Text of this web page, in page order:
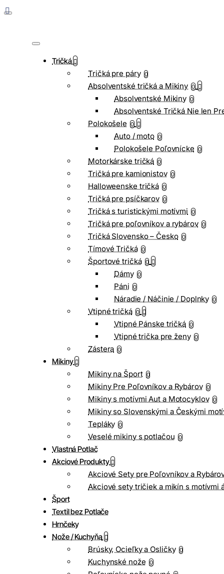
Tričká
Tričká pre páry 0
Absolventské tričká a Mikiny 0
Absolventské Mikiny 0
Absolventské Tričká Nie len
Polokošele 0
Auto / moto 0
Polokošele Poľovnícke 0
Motorkárske tričká 0
Tričká pre kamionistov 0
Halloweenske tričká 0
Tričká pre psíčkarov 0
Tričká s turistickými motívmi 0
Tričká pre poľovníkov a rybárov 0
Tričká Slovensko – Česko 0
Tímové Tričká 0
Športové tričká 0
Dámy 0
Páni 0
Náradie / Náčinie / Doplnky 0
Vtipné tričká 0
Vtipné Pánske tričká 0
Vtipné trička pre ženy 0
Zástera 0
Mikiny
Mikiny na Šport 0
Mikiny Pre Poľovníkov a Rybárov 0
Mikiny s motívmi Aut a Motocyklov 0
Mikiny so Slovenskými a Českými
Tepláky 0
Veselé mikiny s potlačou 0
Vlastná Potlač
Akciové Produkty
Akciové Sety pre Poľovníkov a
Akciové sety tričiek a mikín s motívmi
Šport
Textil bez Potlače
Hrnčeky
Nože / Kuchyňa
Brúsky, Ocieľky a Osličky 0
Kuchynské nože 0